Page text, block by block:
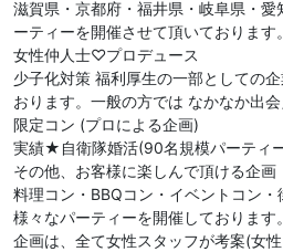
滋賀県・京都府・福井県・岐阜県・
ーティーを開催させて頂いております。
女性仲人士♡プロデュース
少子化対策 福利厚生の一部としての
おります。一般の方では なかなか出
限定コン (プロによる企画)
実績★自衛隊婚活(90名規模パーティ
その他、お客様に楽しんで頂ける企画
料理コン・BBQコン・イベントコン
様々なパーティーを開催しております。
企画は、全て女性スタッフが考案(女